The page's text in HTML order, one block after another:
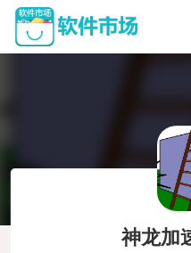
神龙加